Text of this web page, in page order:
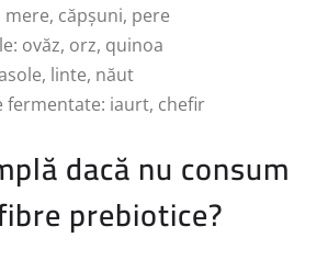
mere, căpșuni, pere
ovăz, orz, quinoa
linte, năut
fermentate: iaurt, chefir
dacă nu consum
prebiotice?